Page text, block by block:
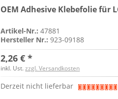
OEM Adhesive Klebefolie für
Artikel-Nr.:47881
Hersteller Nr.:923-09188
2,26 € *
inkl. Ust.zzgl. Versandkosten
Derzeit nicht lieferbar